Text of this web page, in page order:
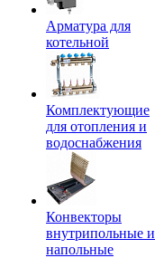
Арматура для
котельной
Комплектующие
для отопления и
водоснабжения
Конвекторы
внутрипольные и
напольные